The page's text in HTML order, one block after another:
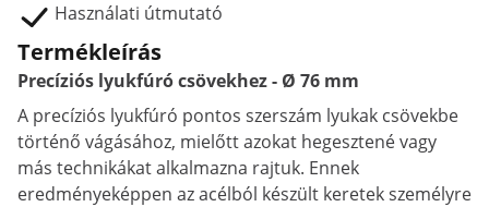
Használati útmutató
Termékleírás
Precíziós lyukfúró csövekhez - Ø 76 mm
A precíziós lyukfúró pontos szerszám lyukak csövekbe
történő vágásához, mielőtt azokat hegesztené vagy
más technikákat alkalmazna rajtuk. Ennek
eredményeképpen az acélból készült keretek személyre